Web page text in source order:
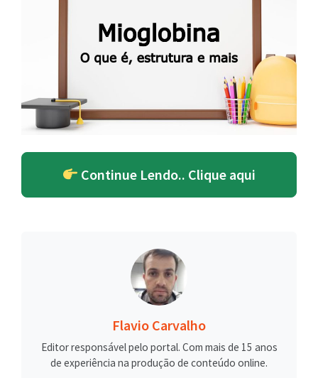
Continue Lendo.. Clique aqui
Flavio Carvalho
Editor responsável pelo portal. Com mais de 15 anos
de experiência na produção de conteúdo online.